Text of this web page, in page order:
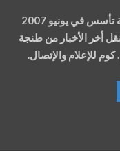
في يونيو 2007
أخر الأخبار من طنجة
للإعلام والإتصال.